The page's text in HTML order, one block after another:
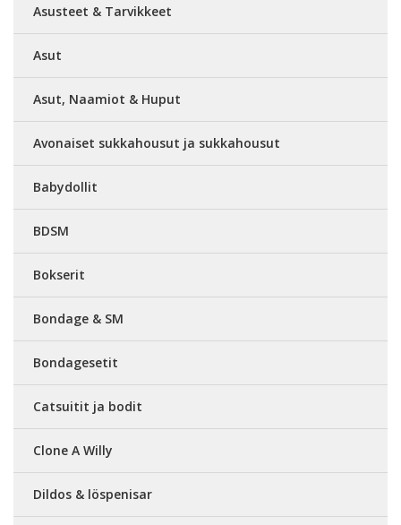
Asusteet & Tarvikkeet
Asut
Asut, Naamiot & Huput
Avonaiset sukkahousut ja sukkahousut
Babydollit
BDSM
Bokserit
Bondage & SM
Bondagesetit
Catsuitit ja bodit
Clone A Willy
Dildos & löspenisar